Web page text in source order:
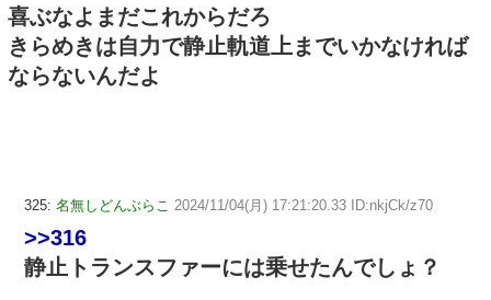
喜ぶなよまだこれからだろ
きらめきは自力で静止軌道上までいかなければ
ならないんだよ
325: 名無しどんぶらこ 2024/11/04(月) 17:21:20.33 ID:nkjCk/z70
>>316
静止トランスファーには乗せたんでしょ？